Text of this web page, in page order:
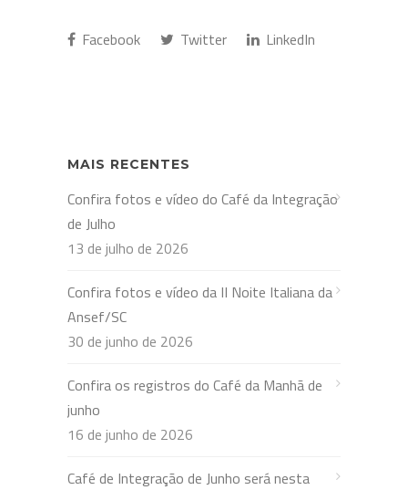
Facebook Twitter LinkedIn
MAIS RECENTES
Confira fotos e vídeo do Café da Integração
de Julho
13 de julho de 2026
Confira fotos e vídeo da II Noite Italiana da
Ansef/SC
30 de junho de 2026
Confira os registros do Café da Manhã de
junho
16 de junho de 2026
Café de Integração de Junho será nesta